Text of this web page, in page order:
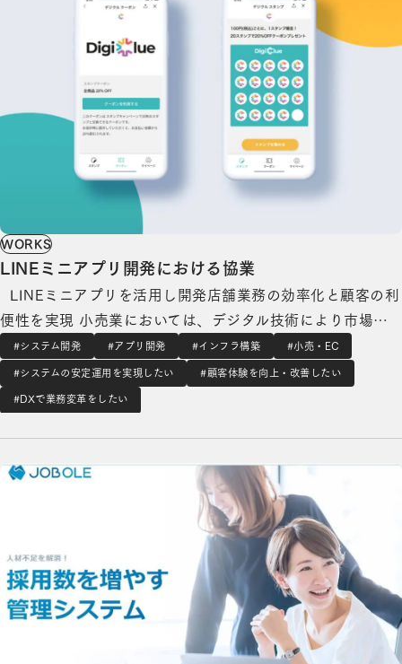
WORKS
LINEミニアプリ開発における協業
便性を実現 小売業においては、デジタル技術により市場に
破壊的な影響を及ぼす、いわゆる「ディスラプター」の存在
により、変化への対応が否応なく迫られています。このよう
な中で、弊社はデジタル技術を活用した店舗の効率化による
#システム開発 #アプリ開発 #インフラ構築 #小売・EC
#システムの安定運用を実現したい #顧客体験を向上・改善したい
#DXで業務変革をしたい